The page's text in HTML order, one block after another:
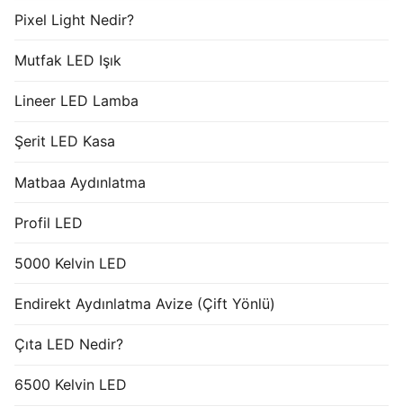
Pixel Light Nedir?
Mutfak LED Işık
Lineer LED Lamba
Şerit LED Kasa
Matbaa Aydınlatma
Profil LED
5000 Kelvin LED
Endirekt Aydınlatma Avize (Çift Yönlü)
Çıta LED Nedir?
6500 Kelvin LED